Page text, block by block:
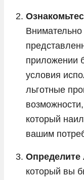
приложении
условия
льготные
который
вашим
Определите
который вы